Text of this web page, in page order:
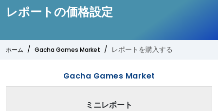
レポートの価格設定
ホーム Gacha Games Market レポートを購入する
Gacha Games Market
ミニレポート